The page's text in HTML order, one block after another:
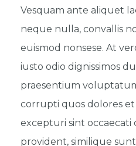
Vesquam ante aliquet
neque nulla, convallis
euismod nonsese. At
iusto odio dignissimos
praesentium
corrupti quos dolores et
excepturi sint occaecati
provident, similique